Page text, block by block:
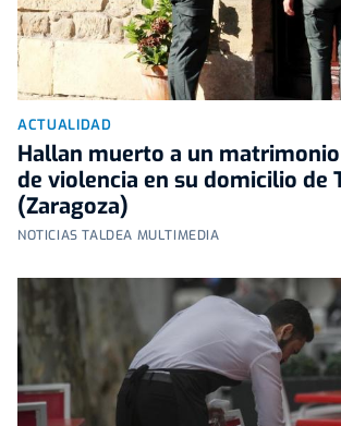
ACTUALIDAD
Hallan muerto a un
de violencia en su domicilio de
(Zaragoza)
NOTICIAS TALDEA MULTIMEDIA